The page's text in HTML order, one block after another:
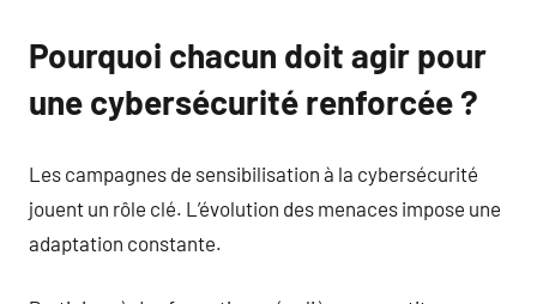
Pourquoi chacun doit agir pour
une cybersécurité renforcée ?
Les campagnes de sensibilisation à la cybersécurité
jouent un rôle clé. L’évolution des menaces impose une
adaptation constante.